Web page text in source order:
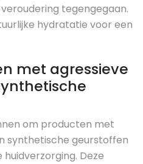
tegengegaan.
hydratatie voor een
met agressieve
om producten met
synthetische geurstoffen
Deze